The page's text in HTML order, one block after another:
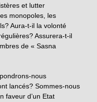
et lutter
monopoles, les
Aura-t-il la volonté
Assurera-t-il
de « Sasna
nous
lancés? Sommes-nous
faveur d’un Etat